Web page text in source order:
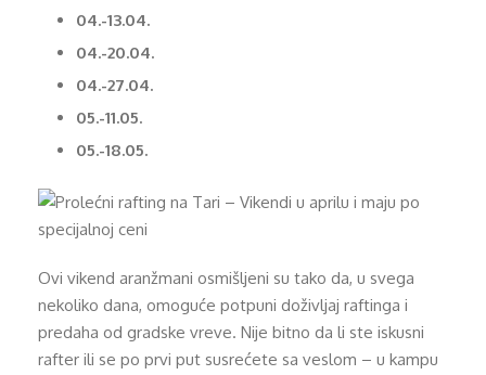
04.-13.04.
04.-20.04.
04.-27.04.
05.-11.05.
05.-18.05.
Ovi vikend aranžmani osmišljeni su tako da, u svega
nekoliko dana, omoguće potpuni doživljaj raftinga i
predaha od gradske vreve. Nije bitno da li ste iskusni
rafter ili se po prvi put susrećete sa veslom – u kampu